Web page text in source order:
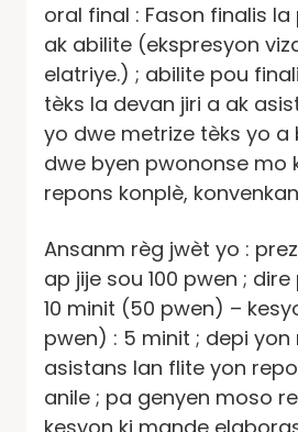
oral final : Fason finalis
ak abilite (ekspresyon
elatriye.) ; abilite pou
tèks la devan jiri a ak
yo dwe metrize tèks yo a
dwe byen pwononse mo
repons konplè,
Ansanm règ jwèt yo :
ap jije sou 100 pwen ;
10 minit (50 pwen) –
pwen) : 5 minit ; depi yon
asistans lan flite yon
anile ; pa genyen moso